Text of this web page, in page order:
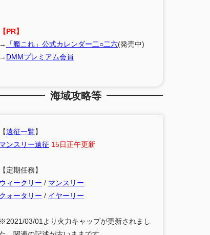
【PR】
→
「艦これ」公式カレンダー二○二六(発売中)
→ DMMプレミアム会員
海域攻略等
【遠征一覧】
マンスリー遠征 15日正午更新
【定期任務】
ウィークリー / マンスリー
クォータリー / イヤーリー
※2021/03/01より火力キャップが更新されまし